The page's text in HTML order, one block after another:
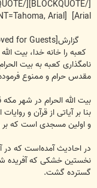
Arial] [FONT=Tahoma, Arial]
گزارش[External Link Removed for Guests]
کعبه را خانه خدا، بیت
نامگذاری کعبه به بیت
مقدس حرام و ممنوع
بیت الله الحرام در شهر
بنا بر آیاتی از قرآن و
و اولین مسجدی است که
در احادیث آمده‌است که در
نخستین خشکی که آفریده
گسترده گشت.